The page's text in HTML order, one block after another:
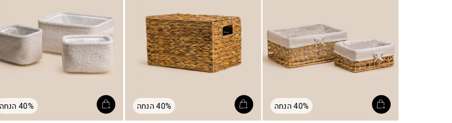
40% הנחה 40% הנחה 40% הנחה